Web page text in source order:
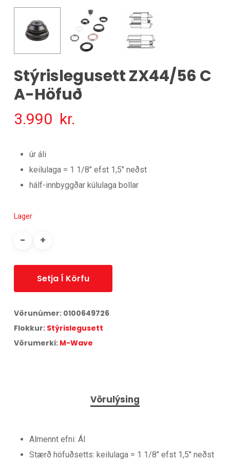
Stýrislegusett ZX44/56 C
A-Höfuð
3.990 kr.
úr áli
keilulaga = 1 1/8″ efst 1,5″ neðst
hálf-innbyggðar kúlulaga bollar
Lager
Setja Í Körfu
Vörunúmer: 0100649726
Flokkur: Stýrislegusett
Vörumerki: M-Wave
Vörulýsing
Almennt efni: Ál
Stærð höfuðsetts: keilulaga = 1 1/8″ efst 1,5″ neðst